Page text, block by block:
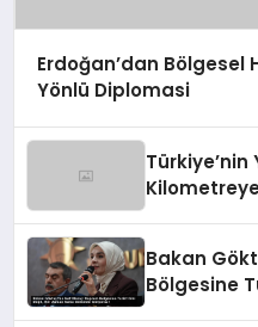
Erdoğan’dan Bölgesel
Yönlü Diplomasi
Türkiye’nin
Bakan
Bölgesine